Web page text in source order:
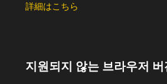
詳細はこちら
지원되지 않는 브라우저